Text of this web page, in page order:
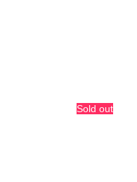
Sold out